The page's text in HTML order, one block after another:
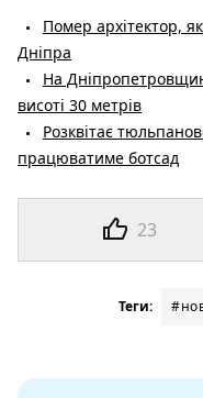
23
Помер архітектор,
Дніпра
На
висоті 30 метрів
Розквітає
працюватиме ботсад
Теги: